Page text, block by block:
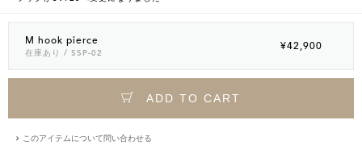
M hook pierce
在庫あり / SSP-02
¥42,900
ADD TO CART
このアイテムについて問い合わせる